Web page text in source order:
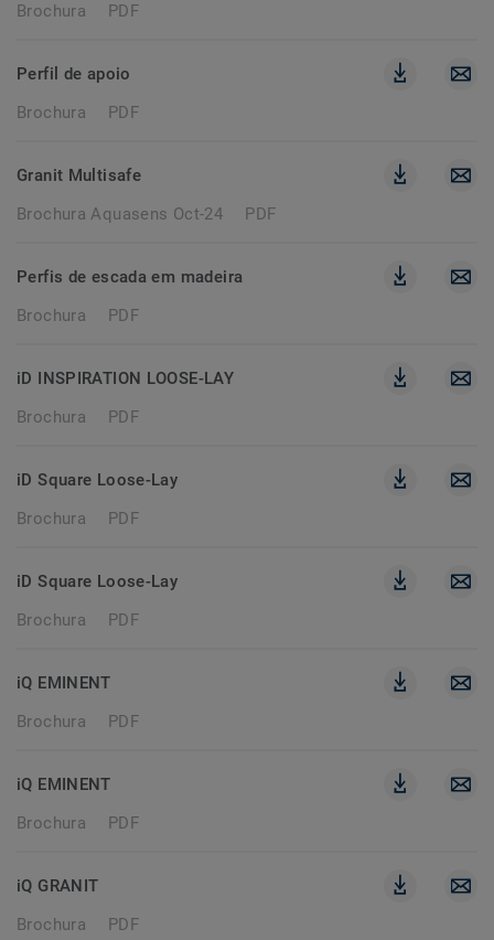
Brochura
PDF
Perfil de apoio
Brochura
PDF
Granit Multisafe
Brochura Aquasens Oct-24
PDF
Perfis de escada em madeira
Brochura
PDF
iD INSPIRATION LOOSE-LAY
Brochura
PDF
iD Square Loose-Lay
Brochura
PDF
iD Square Loose-Lay
Brochura
PDF
iQ EMINENT
Brochura
PDF
iQ EMINENT
Brochura
PDF
iQ GRANIT
Brochura
PDF